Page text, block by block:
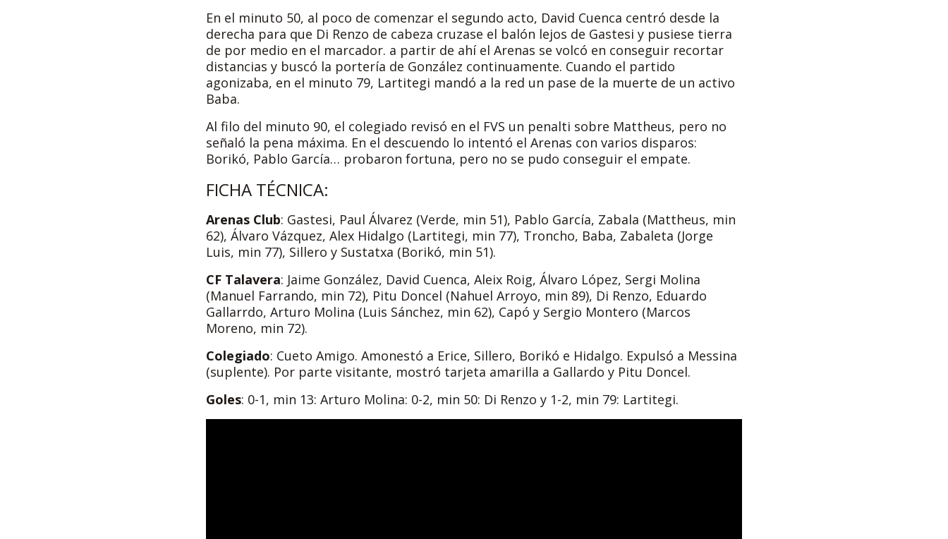
En el minuto 50, al poco de comenzar el segundo acto, David Cuenca centró desde la
derecha para que Di Renzo de cabeza cruzase el balón lejos de Gastesi y pusiese tierra
de por medio en el marcador. a partir de ahí el Arenas se volcó en conseguir recortar
distancias y buscó la portería de González continuamente. Cuando el partido
agonizaba, en el minuto 79, Lartitegi mandó a la red un pase de la muerte de un activo
Baba.
Al filo del minuto 90, el colegiado revisó en el FVS un penalti sobre Mattheus, pero no
señaló la pena máxima. En el descuendo lo intentó el Arenas con varios disparos:
Borikó, Pablo García… probaron fortuna, pero no se pudo conseguir el empate.
FICHA TÉCNICA:
Arenas Club: Gastesi, Paul Álvarez (Verde, min 51), Pablo García, Zabala (Mattheus, min
62), Álvaro Vázquez, Alex Hidalgo (Lartitegi, min 77), Troncho, Baba, Zabaleta (Jorge
Luis, min 77), Sillero y Sustatxa (Borikó, min 51).
CF Talavera: Jaime González, David Cuenca, Aleix Roig, Álvaro López, Sergi Molina
(Manuel Farrando, min 72), Pitu Doncel (Nahuel Arroyo, min 89), Di Renzo, Eduardo
Gallarrdo, Arturo Molina (Luis Sánchez, min 62), Capó y Sergio Montero (Marcos
Moreno, min 72).
Colegiado: Cueto Amigo. Amonestó a Erice, Sillero, Borikó e Hidalgo. Expulsó a Messina
(suplente). Por parte visitante, mostró tarjeta amarilla a Gallardo y Pitu Doncel.
Goles: 0-1, min 13: Arturo Molina: 0-2, min 50: Di Renzo y 1-2, min 79: Lartitegi.